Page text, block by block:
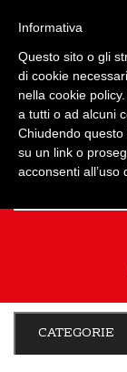
CATEGORIE
Informativa
Questo sito o gli
di cookie
nella cookie
a tutti o ad alcuni
Chiudendo
su un link o
acconsenti all’uso